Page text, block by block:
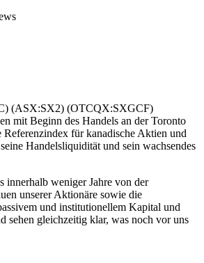
(ASX:SX2) (OTCQX:SXGCF)
mit Beginn des Handels an der Toronto
für kanadische Aktien und
Handelsliquidität und sein wachsendes
weniger Jahre von der
unserer Aktionäre sowie die
und institutionellem Kapital und
sehen gleichzeitig klar, was noch vor uns